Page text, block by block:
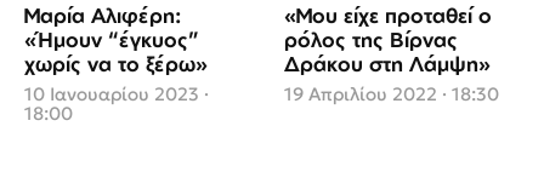
Μαρία Αλιφέρη:
«Ήμουν “έγκυος”
χωρίς να το ξέρω»
10 Ιανουαρίου 2023 ·
18:00
«Μου είχε προταθεί ο
ρόλος της Βίρνας
Δράκου στη Λάμψη»
19 Απριλίου 2022 · 18:30